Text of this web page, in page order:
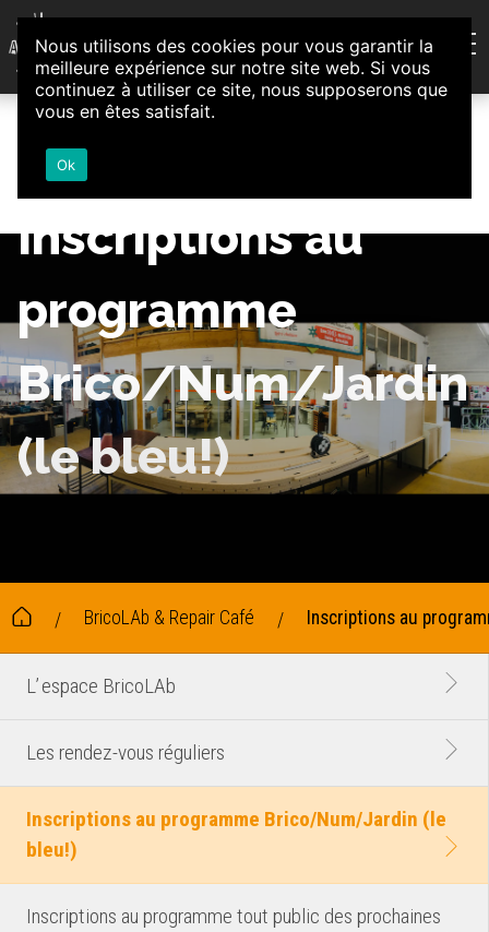
Aller au contenu
Association d'Animation et d'Initiatives Citoyennes
Loire-Authion
Inscriptions au
programme
Brico/Num/Jardin
(le bleu!)
/ BricoLAb & Repair Café / Inscriptions au
L’ espace BricoLAb
Les rendez-vous réguliers
Inscriptions au programme Brico/Num/Jardin (le
bleu!)
Inscriptions au programme tout public des prochaines
Nous utilisons des cookies pour vous garantir la
meilleure expérience sur notre site web. Si vous
continuez à utiliser ce site, nous supposerons que
vous en êtes satisfait.
Ok